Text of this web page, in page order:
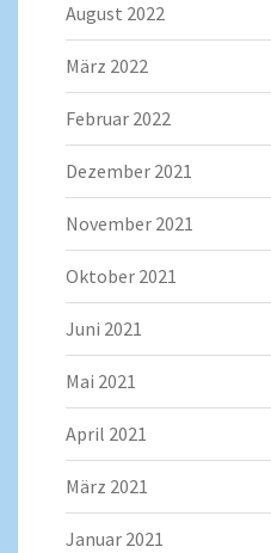
August 2022
März 2022
Februar 2022
Dezember 2021
November 2021
Oktober 2021
Juni 2021
Mai 2021
April 2021
März 2021
Januar 2021